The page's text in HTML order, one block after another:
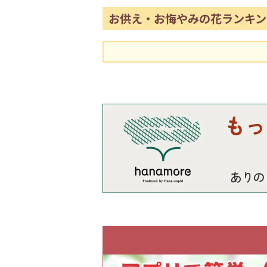
お供え・お悔やみの花ランキ